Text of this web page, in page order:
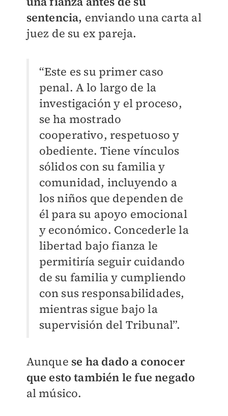
sentencia, enviando una carta al
juez de su ex pareja.
“Este es su primer caso
penal. A lo largo de la
investigación y el proceso,
se ha mostrado
cooperativo, respetuoso y
obediente. Tiene vínculos
sólidos con su familia y
comunidad, incluyendo a
los niños que dependen de
él para su apoyo emocional
y económico. Concederle la
libertad bajo fianza le
permitiría seguir cuidando
de su familia y cumpliendo
con sus responsabilidades,
mientras sigue bajo la
supervisión del Tribunal”.
Aunque se ha dado a conocer
que esto también le fue negado
al músico.